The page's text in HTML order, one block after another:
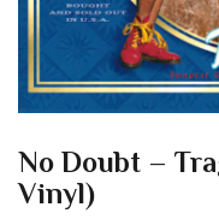
No Doubt –
Vinyl)